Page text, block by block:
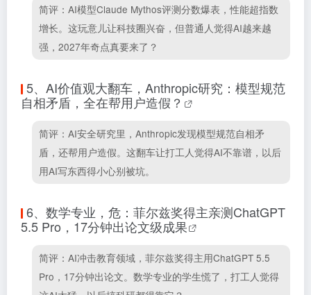
简评：AI模型Claude Mythos评测分数爆表，性能超指数
增长。这玩意儿让科技圈兴奋，但普通人觉得AI越来越
强，2027年奇点真要来了？
5、 AI价值观大翻车，Anthropic研究：模型规范
自相矛盾，全在帮用户造假？
简评：AI安全研究里，Anthropic发现模型规范自相矛
盾，还帮用户造假。这翻车让打工人觉得AI不靠谱，以后
用AI写东西得小心别被坑。
6、 数学专业，危：菲尔兹奖得主亲测ChatGPT
5.5 Pro，17分钟出论文级成果
简评：AI冲击教育领域，菲尔兹奖得主用ChatGPT 5.5
Pro，17分钟出论文。数学专业的学生慌了，打工人觉得